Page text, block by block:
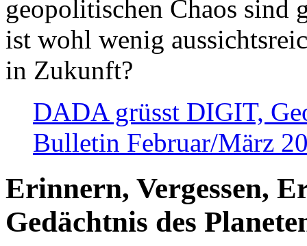
geopolitischen Chaos sind
ist wohl wenig
in Zukunft?
DADA grüsst DIGIT,
Bulletin Februar/März
Erinnern, Vergessen,
Gedächtnis des